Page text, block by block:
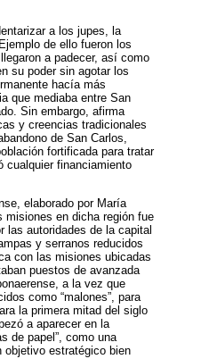
a los jupes, la
de ello fueron los
a padecer, así como
su poder sin agotar los
hacía más
que mediaba entre San
Sin embargo, afirma
y creencias tradicionales
de San Carlos,
fortificada para tratar
cualquier financiamiento
elaborado por María
misiones en dicha región fue
las autoridades de la capital
y serranos reducidos
con las misiones ubicadas
puestos de avanzada
a la vez que
como “malones”, para
la primera mitad del siglo
a aparecer en la
de papel”, como una
objetivo estratégico bien